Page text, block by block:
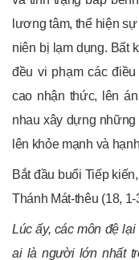
lương tâm, thể hiện
niên bị lạm dụng. Bất
đều vi phạm các
cao nhận thức, lên
nhau xây dựng
lên khỏe mạnh và
Bắt đầu buổi Tiếp
Thánh Mát-thêu (18, 1-
Lúc ấy, các môn đệ
ai là người lớn nhất